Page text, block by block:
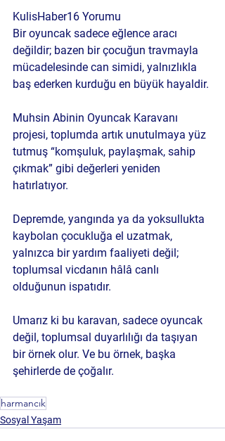
KulisHaber16 Yorumu
Bir oyuncak sadece eğlence aracı
değildir; bazen bir çocuğun travmayla
mücadelesinde can simidi, yalnızlıkla
baş ederken kurduğu en büyük hayaldir.
Muhsin Abinin Oyuncak Karavanı
projesi, toplumda artık unutulmaya yüz
tutmuş “komşuluk, paylaşmak, sahip
çıkmak” gibi değerleri yeniden
hatırlatıyor.
Depremde, yangında ya da yoksullukta
kaybolan çocukluğa el uzatmak,
yalnızca bir yardım faaliyeti değil;
toplumsal vicdanın hâlâ canlı
olduğunun ispatıdır.
Umarız ki bu karavan, sadece oyuncak
değil, toplumsal duyarlılığı da taşıyan
bir örnek olur. Ve bu örnek, başka
şehirlerde de çoğalır.
harmancık
Sosyal Yaşam